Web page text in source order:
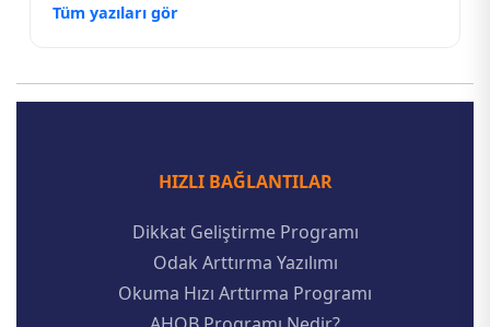
Tüm yazıları gör
HIZLI BAĞLANTILAR
Dikkat Geliştirme Programı
Odak Arttırma Yazılımı
Okuma Hızı Arttırma Programı